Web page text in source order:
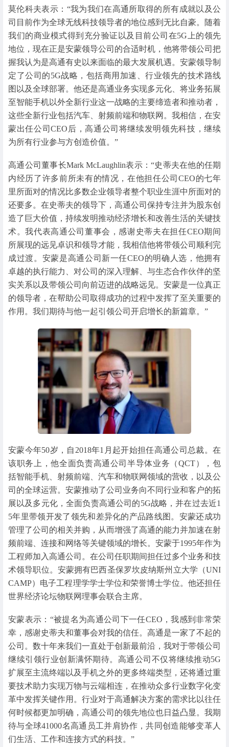
莫伦科夫表示：“我为我们在高通所取得的所有成就以及公
司目前作为全球无线科技领导者的地位感到无比自豪。随着
我们的商业模式得到充分验证以及目前公司在5G上的领先
地位，现在正是安蒙领导公司的合适时机，他将带领公司把
握我认为是高通有史以来面临的最大发展机遇。安蒙领导制
定了公司的5G战略，包括商用加速、行业领先的技术路线
图以及全球部署。他还是高通业务实现多元化、将业务拓展
至智能手机以外全新行业这一战略的主要缔造者和推动者，
这些全新行业包括汽车、射频前端和物联网。我相信，在安
蒙出任公司CEO后，高通公司将继续发明领先科技，继续
为所有行业参与方创造价值。”
高通公司董事长Mark McLaughlin表示：“史蒂夫在他的任期
内经历了许多前所未有的情况，在他担任公司CEO的七年
里所面对的情况比多数企业领导者整个职业生涯中所面对的
还要多。在史蒂夫的领导下，高通公司保持专注并为股东创
造了巨大价值，持续发明推动经济增长和改善生活的关键技
术。我代表高通公司董事会，感谢史蒂夫在担任CEO期间
所展现的远见卓识和领导才能，我相信他将带领公司顺利完
成过渡。安蒙是高通公司新一任CEO的明确人选，他拥有
卓越的执行能力、对公司的深入理解、与生态合作伙伴的坚
实关系以及带领公司向前迈进的战略远见。安蒙是一位真正
的领导者，在帮助公司取得成功的过程中发挥了至关重要的
作用。我们期待与他一起引领公司开启增长的新篇章。”
安蒙今年50岁，自2018年1月起开始担任高通公司总裁。在
该职务上，他全面负责高通公司半导体业务（QCT），包
括智能手机、射频前端、汽车和物联网领域的营收，以及公
司的全球运营。安蒙推动了公司业务向不同行业和客户的拓
展以及多元化，全面负责高通公司的5G战略，并在过去近1
5年里带领开发了领先和差异化的产品路线图。安蒙还成功
管理了公司的相关并购，从而增强了高通的能力并加速在射
频前端、连接和网络等关键领域的增长。安蒙于1995年作为
工程师加入高通公司。在公司任职期间担任过多个业务和技
术领导职位。安蒙拥有巴西圣保罗坎皮纳斯州立大学（UNI
CAMP）电子工程理学学士学位和荣誉博士学位。他还担任
世界经济论坛物联网理事会联合主席。
安蒙表示：“被提名为高通公司下一任CEO，我感到非常荣
幸，感谢史蒂夫和董事会对我的信任。高通是一家了不起的
公司。数十年来我们一直处于创新最前沿，我对于带领公司
继续引领行业创新满怀期待。高通公司不仅将继续推动5G
扩展至主流终端以及手机之外的更多终端类型，还将通过重
要技术助力实现万物与云端相连，在推动众多行业数字化变
革中发挥关键作用。行业对于高通解决方案的需求比以往任
何时候都更加明确，高通公司的领先地位也日益凸显。我期
待与全球41000名高通员工并肩协作，共同创造能够变革人
们生活、工作和连接方式的科技。”